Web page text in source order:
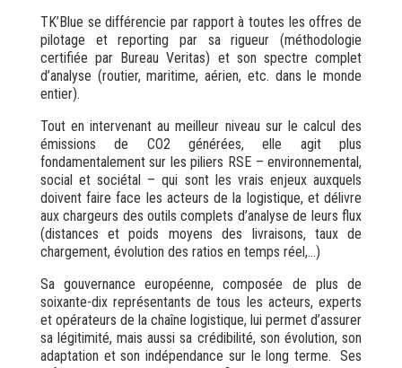
TK’Blue se différencie par rapport à toutes les offres de
pilotage et reporting par sa rigueur (méthodologie
certifiée par Bureau Veritas) et son spectre complet
d’analyse (routier, maritime, aérien, etc. dans le monde
entier).
Tout en intervenant au meilleur niveau sur le calcul des
émissions de CO2 générées, elle agit plus
fondamentalement sur les piliers RSE – environnemental,
social et sociétal – qui sont les vrais enjeux auxquels
doivent faire face les acteurs de la logistique, et délivre
aux chargeurs des outils complets d’analyse de leurs flux
(distances et poids moyens des livraisons, taux de
chargement, évolution des ratios en temps réel,…)
Sa gouvernance européenne, composée de plus de
soixante-dix représentants de tous les acteurs, experts
et opérateurs de la chaîne logistique, lui permet d’assurer
sa légitimité, mais aussi sa crédibilité, son évolution, son
adaptation et son indépendance sur le long terme. Ses